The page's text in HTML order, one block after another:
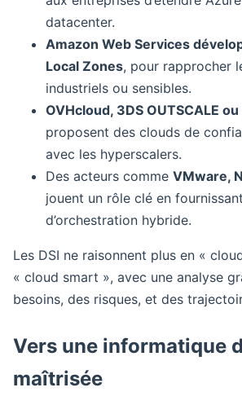
datacenter.
Amazon Web Services
Local Zones, pour rapprocher
industriels ou sensibles.
OVHcloud, 3DS OUTSCALE
proposent des clouds de
avec les hyperscalers.
Des acteurs comme VMware,
jouent un rôle clé en
d’orchestration hybride.
Les DSI ne raisonnent plus en «
« cloud smart », avec une analyse
besoins, des risques, et des
Vers une informatique
maîtrisée